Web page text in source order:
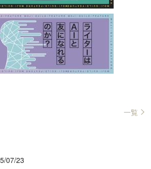
一覧
07/23